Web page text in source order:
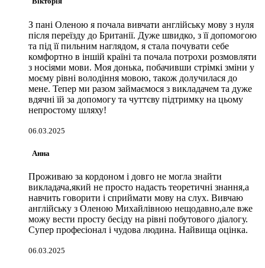
З пані Оленою я почала вивчати англійську мову з нуля
після переїзду до Британії. Дуже швидко, з її допомогою
та під її пильним наглядом, я стала почувати себе
комфортно в іншій країні та почала потрохи розмовляти
з носіями мови. Моя донька, побачивши стрімкі зміни у
моєму рівні володіння мовою, також долучилася до
мене. Тепер ми разом займаємося з викладачем та дуже
вдячні їй за допомогу та чуттєву підтримку на цьому
непростому шляху!
06.03.2025
Анна
Проживаю за кордоном і довго не могла знайти
викладача,який не просто надасть теоретичні знання,а
навчить говорити і сприймати мову на слух. Вивчаю
англійську з Оленою Михайлівною нещодавно,але вже
можу вести просту бесіду на рівні побутового діалогу.
Супер професіонал і чудова людина. Найвища оцінка.
06.03.2025